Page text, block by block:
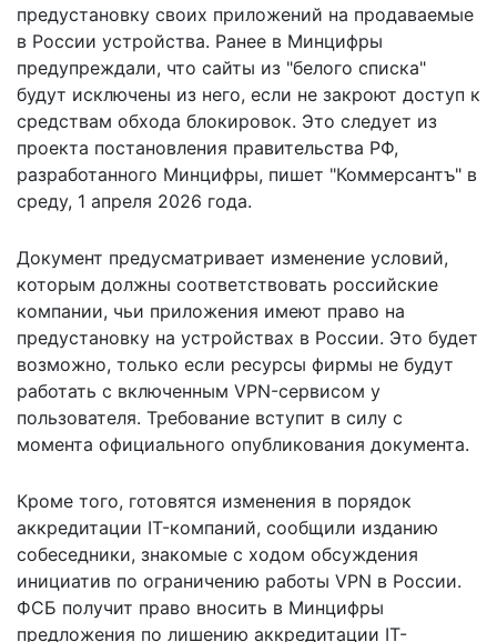
предустановку своих приложений на продаваемые
в России устройства. Ранее в Минцифры
предупреждали, что сайты из "белого списка"
будут исключены из него, если не закроют доступ к
средствам обхода блокировок. Это следует из
проекта постановления правительства РФ,
разработанного Минцифры, пишет "Коммерсантъ" в
среду, 1 апреля 2026 года.
Документ предусматривает изменение условий,
которым должны соответствовать российские
компании, чьи приложения имеют право на
предустановку на устройствах в России. Это будет
возможно, только если ресурсы фирмы не будут
работать с включенным VPN-сервисом у
пользователя. Требование вступит в силу с
момента официального опубликования документа.
Кроме того, готовятся изменения в порядок
аккредитации IT-компаний, сообщили изданию
собеседники, знакомые с ходом обсуждения
инициатив по ограничению работы VPN в России.
ФСБ получит право вносить в Минцифры
предложения по лишению аккредитации IT-